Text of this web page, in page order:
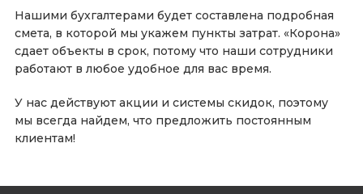
Нашими бухгалтерами будет составлена подробная
смета, в которой мы укажем пункты затрат. «Корона»
сдает объекты в срок, потому что наши сотрудники
работают в любое удобное для вас время.
У нас действуют акции и системы скидок, поэтому
мы всегда найдем, что предложить постоянным
клиентам!